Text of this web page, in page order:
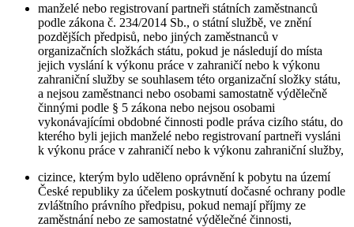
manželé nebo registrovaní partneři státních zaměstnanců
podle zákona č. 234/2014 Sb., o státní službě, ve znění
pozdějších předpisů, nebo jiných zaměstnanců v
organizačních složkách státu, pokud je následují do místa
jejich vyslání k výkonu práce v zahraničí nebo k výkonu
zahraniční služby se souhlasem této organizační složky státu,
a nejsou zaměstnanci nebo osobami samostatně výdělečně
činnými podle § 5 zákona nebo nejsou osobami
vykonávajícími obdobné činnosti podle práva cizího státu, do
kterého byli jejich manželé nebo registrovaní partneři vysláni
k výkonu práce v zahraničí nebo k výkonu zahraniční služby,
cizince, kterým bylo uděleno oprávnění k pobytu na území
České republiky za účelem poskytnutí dočasné ochrany podle
zvláštního právního předpisu, pokud nemají příjmy ze
zaměstnání nebo ze samostatné výdělečné činnosti,